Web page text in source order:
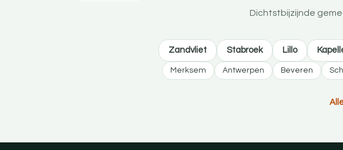
Dichtstbijzijnde
Zandvliet Stabroek Lillo
Merksem Antwerpen Beveren